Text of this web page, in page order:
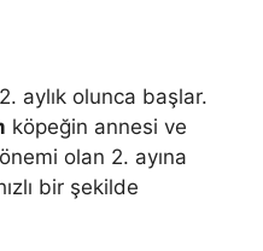
2. aylık olunca başlar.
köpeğin annesi ve
olan 2. ayına
bir şekilde